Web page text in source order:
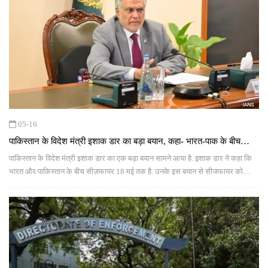
05-16
पाकिस्तान के विदेश मंत्री इशाक डार का बड़ा बयान, कहा- भारत-पाक के बीच
सीज़फायर 18 मई तक
पाकिस्तान के विदेश मंत्री इशाक डार का एक बड़ा बयान सामने आया है. इशाक डार ने कहा कि
भारत और पाकिस्तान के बीच सीज़फायर 18 मई तक है. उनके इस बयान से सीजफायर को